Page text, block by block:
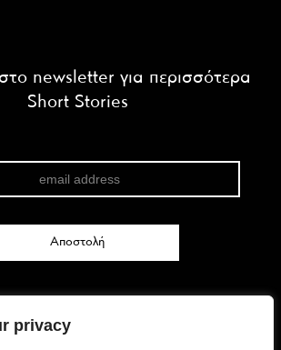
privacy
newsletter για περισσότερα
Short Stories
FACEBOOK